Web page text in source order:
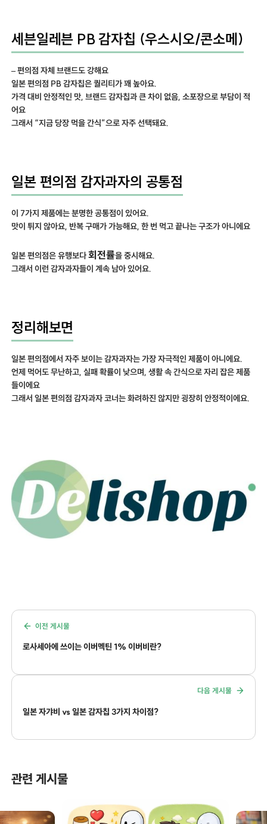
세븐일레븐 PB 감자칩 (우스시오/콘소메)
– 편의점 자체 브랜드도 강해요
일본 편의점 PB 감자칩은 퀄리티가 꽤 높아요.
가격 대비 안정적인 맛, 브랜드 감자칩과 큰 차이 없음, 소포장으로 부담이 적
어요
그래서 “지금 당장 먹을 간식”으로 자주 선택돼요.
일본 편의점 감자과자의 공통점
이 7가지 제품에는 분명한 공통점이 있어요.
맛이 튀지 않아요, 반복 구매가 가능해요, 한 번 먹고 끝나는 구조가 아니에요
일본 편의점은 유행보다회전률을 중시해요.
그래서 이런 감자과자들이 계속 남아 있어요.
정리해보면
일본 편의점에서 자주 보이는 감자과자는 가장 자극적인 제품이 아니에요.
언제 먹어도 무난하고, 실패 확률이 낮으며, 생활 속 간식으로 자리 잡은 제품
들이에요
그래서 일본 편의점 감자과자 코너는 화려하진 않지만 굉장히 안정적이에요.
이전 게시물
로사세아에 쓰이는 이버멕틴 1% 이버비란?
다음 게시물
일본 자갸비 vs 일본 감자칩 3가지 차이점?
관련 게시물